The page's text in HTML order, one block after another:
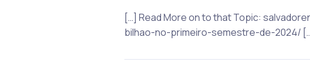
[…] Read More on to that Topic:
bilhao-no-primeiro-semestre-de-2024/